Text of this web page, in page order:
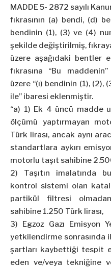
MADDE 5- 2872 sayılı
fıkrasının (a) bendi, (d)
bendinin (1), (3) ve (4)
şekilde değiştirilmiş,
üzere aşağıdaki bentler
fıkrasına “Bu
üzere “(ı) bendinin (1),
ile” ibaresi eklenmiştir.
“a) 1) Ek 4 üncü madde
ölçümü yaptırmayan
Türk lirası, ancak aynı
standartlara aykırı
motorlu taşıt sahibine
2) Taşıtın imalatında
kontrol sistemi olan
partikül filtresi
sahibine 1.250 Türk lirası,
3) Egzoz Gazı Emisyon
yetkilendirme sonrasında
şartları kaybettiği tespit
eden ve/veya tekniğine